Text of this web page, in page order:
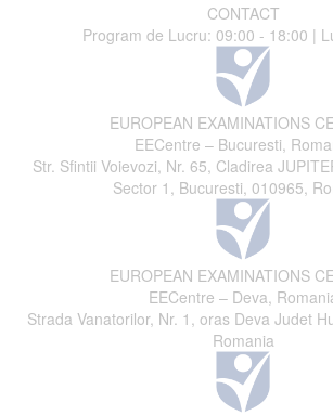
CONTACT
Program de Lucru: 09:00 - 18:00 |
EUROPEAN EXAMINATIONS
EECentre – Bucuresti,
Str. Sfintii Voievozi, Nr. 65, Cladirea
Sector 1, Bucuresti, 010965,
EUROPEAN EXAMINATIONS
EECentre – Deva,
Strada Vanatorilor, Nr. 1, oras Deva Judet
Romania